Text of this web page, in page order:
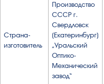
Страна-
изготовитель
Производство
СССР г.
Свердловск
(Екатеринбург)
„Уральский
Оптико-
Механический
завод“